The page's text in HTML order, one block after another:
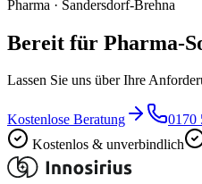
Pharma · Sandersdorf-Brehna
Bereit für Pharma-
Lassen Sie uns über Ihre
Kostenlose Beratung
0170
Kostenlos & unverbindlich